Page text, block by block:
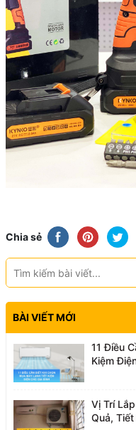
Chia sẻ
BÀI VIẾT MỚI
11 Điều
Kiệm
Vị Trí
Quả,